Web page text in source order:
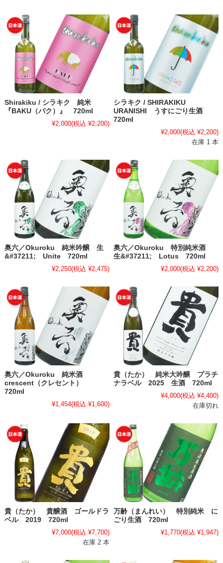
Shirakiku / シラキク 純米
『BAKU（バク）』 720ml
¥2,000(税込 ¥2,200)
シラキク / SHIRAKIKU
URANISHI うすにごり生酒
720ml
¥2,000(税込 ¥2,200)
在庫 1 本
奥六／Okuroku 純米吟醸 生
&#37211; Unite 720ml
¥2,250(税込 ¥2,475)
奥六／Okuroku 特別純米酒
生&#37211; Lotus 720ml
¥2,000(税込 ¥2,200)
奥六／Okuroku 純米酒
crescent（クレセント）
720ml
¥1,454(税込 ¥1,600)
貴（たか） 純米大吟醸 プラチ
ナラベル 2025 生酒 720ml
¥4,000(税込 ¥4,400)
在庫切れ
貴（たか） 貴醸酒 ゴールドラ
ベル 2019 720ml
¥7,000(税込 ¥7,700)
在庫 2 本
万齢（まんれい） 特別純米 に
ごり生酒 720ml
¥1,770(税込 ¥1,947)